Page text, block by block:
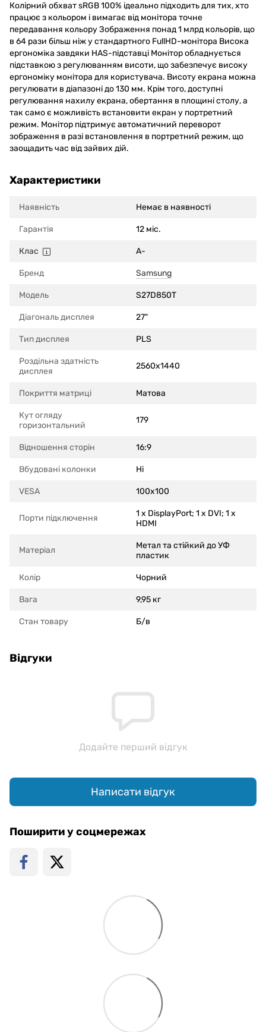
Колірний обхват sRGB 100% ідеально підходить для тих, хто
працює з кольором і вимагає від монітора точне
передавання кольору Зображення понад 1 млрд кольорів, що
в 64 рази більш ніж у стандартного FullHD-монітора Висока
ергономіка завдяки HAS-підставці Монітор обладнується
підставкою з регулюванням висоти, що забезпечує високу
ергономіку монітора для користувача. Висоту екрана можна
регулювати в діапазоні до 130 мм. Крім того, доступні
регулювання нахилу екрана, обертання в площині столу, а
так само є можливість встановити екран у портретний
режим. Монітор підтримує автоматичний переворот
зображення в разі встановлення в портретний режим, що
заощадить час від зайвих дій.
Характеристики
Наявність Немає в наявності
Гарантія 12 міс.
Клас A-
Бренд Samsung
Модель S27D850T
Діагональ дисплея 27"
Тип дисплея PLS
Роздільна здатність
дисплея
2560x1440
Покриття матриці Матова
Кут огляду
горизонтальний
179
Відношення сторін 16:9
Вбудовані колонки Ні
VESA 100x100
Порти підключення
1 x DisplayPort; 1 x DVI; 1 x
HDMI
Матеріал
Метал та стійкий до УФ
пластик
Колір Чорний
Вага 9,95 кг
Стан товару Б/в
Відгуки
Додайте перший відгук
Написати відгук
Поширити у соцмережах